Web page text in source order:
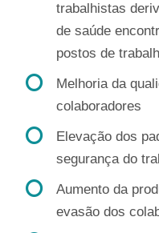
trabalhistas
de saúde
postos de
Melhoria da
colaboradores
Elevação dos
segurança do
Aumento da
evasão dos